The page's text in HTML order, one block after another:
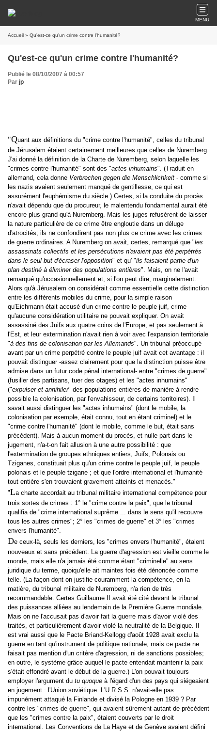
MENU
Accueil » Qu'est-ce qu'un crime contre l'humanité?
Qu'est-ce qu'un crime contre l'humanité?
Publié le 08/10/2007 à 00:57
Par jp
"Quant aux définitions du "crime contre l'humanité", celles du tribunal
de Jérusalem étaient certainement meilleures que celles de Nuremberg.
J'ai donné la définition de la Charte de Nuremberg, selon laquelle les
"crimes contre l'humanité" sont des "actes inhumains". (Traduit en
allemand, cela donne Verbrechen gegen die Menschlichkeit - comme si
les nazis avaient seulement manqué de gentillesse, ce qui est
assurément l'euphémisme du siècle.) Certes, si la conduite du procès
n'avait dépendu que du procureur, le malentendu fondamental aurait été
encore plus grand qu'à Nuremberg. Mais les juges refusèrent de laisser
la nature particulière de ce crime être engloutie dans un déluge
d'atrocités; ils ne confondirent pas non plus ce crime avec les crimes
de guerre ordinaires. A Nuremberg on avait, certes, remarqué que "les
assassinats collectifs et les persécutions n'avaient pas été perpétrés
dans le seul but d'écraser l'opposition" et qu' "ils faisaient partie d'un
plan destiné à éliminer des populations entières". Mais, on ne l'avait
remarqué qu'occasionnellement et, si l'on peut dire, marginalement.
Alors qu'à Jérusalem on considérait comme essentielle cette distinction
entre les différents mobiles du crime, pour la simple raison
qu'Eichmann était accusé d'un crime contre le peuple juif, crime
qu'aucune considération utilitaire ne pouvait expliquer. On avait
assassiné des Juifs aux quatre coins de l'Europe, et pas seulement à
l'Est, et leur extermination n'avait rien à voir avec l'expansion territoriale
"à des fins de colonisation par les Allemands". Un tribunal préoccupé
avant par un crime perpétré contre le peuple juif avait cet avantage : il
pouvait distinguer -assez clairement pour que la distinction puisse être
admise dans un futur code pénal international- entre "crimes de guerre"
(fusiller des partisans, tuer des otages) et les "actes inhumains"
("expulser et annihiler" des populations entières de manière à rendre
possible la colonisation, par l'envahisseur, de certains territoires). Il
savait aussi distinguer les "actes inhumains" (dont le mobile, la
colonisation par exemple, était connu, tout en étant criminel) et le
"crime contre l'humanité" (dont le mobile, comme le but, était sans
précédent). Mais à aucun moment du procès, et nulle part dans le
jugement, n'a-t-on fait allusion à une autre possibilité : que
l'extermination de groupes ethniques entiers, Juifs, Polonais ou
Tziganes, constituait plus qu'un crime contre le peuple juif, le peuple
polonais et le peuple tzigane ; et que l'ordre international et l'humanité
tout entière s'en trouvaient gravement atteints et menacés."
"La charte accordait au tribunal militaire international compétence pour
trois sortes de crimes : 1° le "crime contre la paix", que le tribunal
qualifia de "crime international suprême ... dans le sens qu'il recouvre
tous les autres crimes"; 2° les "crimes de guerre" et 3° les "crimes
envers l'humanité".
De ceux-là, seuls les derniers, les "crimes envers l'humanité", étaient
nouveaux et sans précédent. La guerre d'agression est vieille comme le
monde, mais elle n'a jamais été comme étant "criminelle" au sens
juridique du terme, quoiqu'elle ait maintes fois été dénoncée comme
telle. (La façon dont on justifie couramment la compétence, en la
matière, du tribunal militaire de Nuremberg, n'a rien de très
recommandable. Certes Guillaume II avait été cité devant le tribunal
des puissances alliées au lendemain de la Première Guerre mondiale.
Mais on ne l'accusait pas d'avoir fait la guerre mais d'avoir violé des
traités, et particulièrement d'avoir violé la neutralité de la Belgique. Il
est vrai aussi que le Pacte Briand-Kellogg d'août 1928 avait exclu la
guerre en tant qu'instrument de politique nationale; mais ce pacte ne
faisait pas mention d'un critère d'agression, ni de sanctions possibles;
en outre, le système grâce auquel le pacte entendait maintenir la paix
s'était effondré avant le début de la guerre.) L'on pouvait toujours
employer l'argument du tu quoque à l'égard d'un des pays qui siégeaient
en jugement : l'Union soviétique. L'U.R.S.S. n'avait-elle pas
impunément attaqué la Finlande et divisé la Pologne en 1939 ? Par
contre les "crimes de guerre", qui avaient sûrement autant de précédent
que les "crimes contre la paix", étaient couverts par le droit
international. Les Conventions de La Haye et de Genève avaient défini